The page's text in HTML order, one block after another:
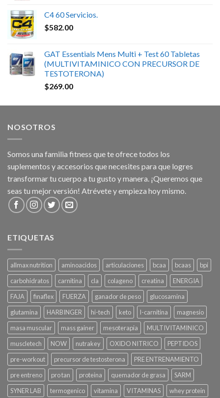
C4 60 Servicios.
$582.00
GAT Essentials Mens Multi + Test 60 Tabletas
(MULTIVITAMINICO CON PRECURSOR DE
TESTOTERONA)
$269.00
NOSOTROS
Somos una familia fitness que te ofrece todos los
suplementos y accesorios que necesites para que logres
transformar tu cuerpo a tu gusto y manera. ¡Queremos que
seas tu mejor versión! Atrévete y empieza hoy mismo.
ETIQUETAS
allmax nutrition aminoacidos articulaciones bcaa bcaas
bpi
carbohidratos
carnitina cla colageno creatina
ENERGIA
FAJA
finaflex FUERZA ganador de peso
glucosamina
glutamina
HARBINGER hi-tech keto l-carnitina
magnesio
masa muscular
mass gainer mesoterapia
MULTIVITAMINICO
muscletech
NOW nutrakey OXIDO NITRICO
PEPTIDOS
pre-workout
precursor de testosterona
PRE ENTRENAMIENTO
pre entreno
pro tan proteina quemador de grasa
SARM
SYNER LAB
termogenico vitamina VITAMINAS whey protein